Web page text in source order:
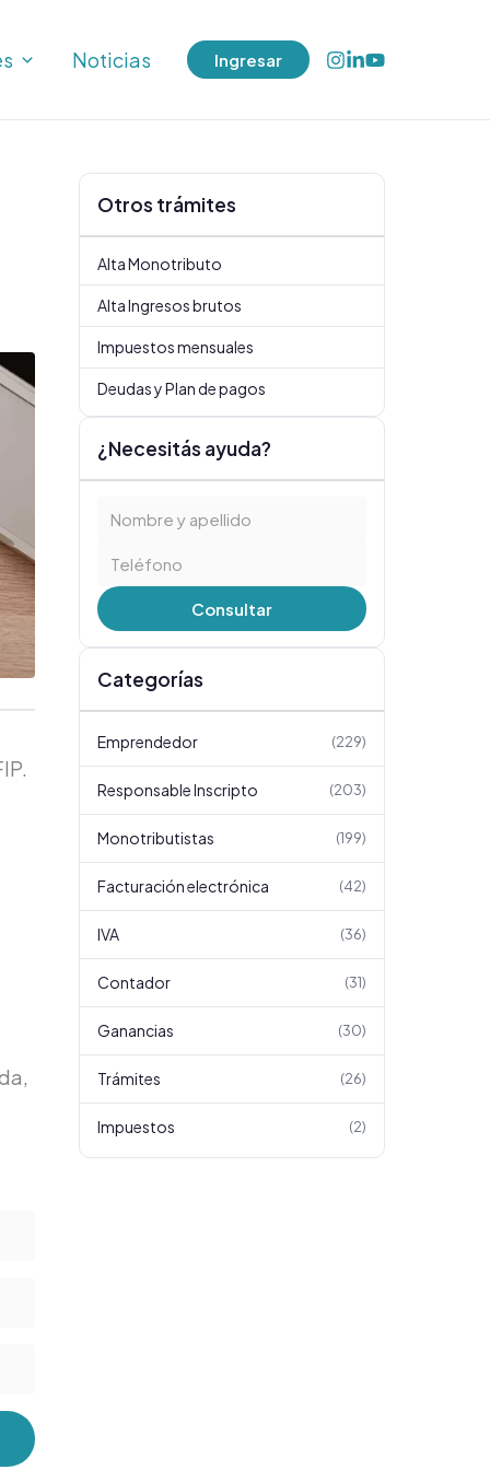
Noticias Ingresar
Otros trámites
Alta Monotributo
Alta Ingresos brutos
Impuestos mensuales
Deudas y Plan de pagos
¿Necesitás ayuda?
Consultar
Categorías
Emprendedor (229)
Responsable Inscripto (203)
Monotributistas (199)
Facturación electrónica (42)
IVA (36)
Contador (31)
Ganancias (30)
Trámites (26)
Impuestos (2)